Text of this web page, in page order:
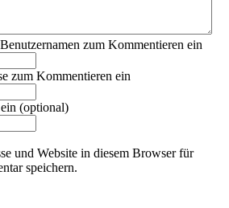
zum Kommentieren ein
zum Kommentieren ein
(optional)
und Website in diesem Browser für
speichern.